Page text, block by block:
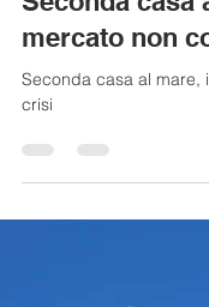
2 lug
Tempo di
mercato non
crisi